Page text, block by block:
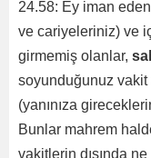
24.58: Ey iman
ve cariyeleriniz) ve
girmemiş olanlar,
soyunduğunuz vakit
(yanınıza
Bunlar mahrem
vakitlerin dışında